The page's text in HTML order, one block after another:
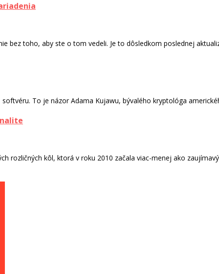
bez toho, aby ste o tom vedeli. Je to dôsledkom poslednej
To je názor Adama Kujawu, bývalého kryptológa
rozličných kôl, ktorá v roku 2010 začala viac-menej ako